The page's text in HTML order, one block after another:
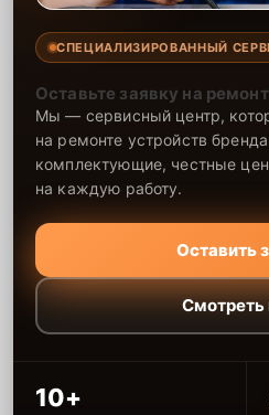
СПЕЦИАЛИЗИРОВАННЫЙ
Оставьте заявку на
Мы — сервисный центр,
на ремонте устройств
комплектующие, честные
на каждую работу.
Оставить
10+